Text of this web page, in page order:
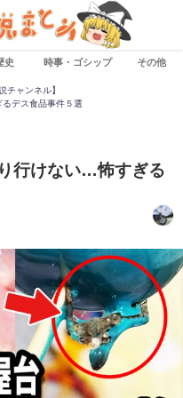
史 時事・ゴシップ その他
チャンネル】
デス食品事件５選
行けない…怖すぎる